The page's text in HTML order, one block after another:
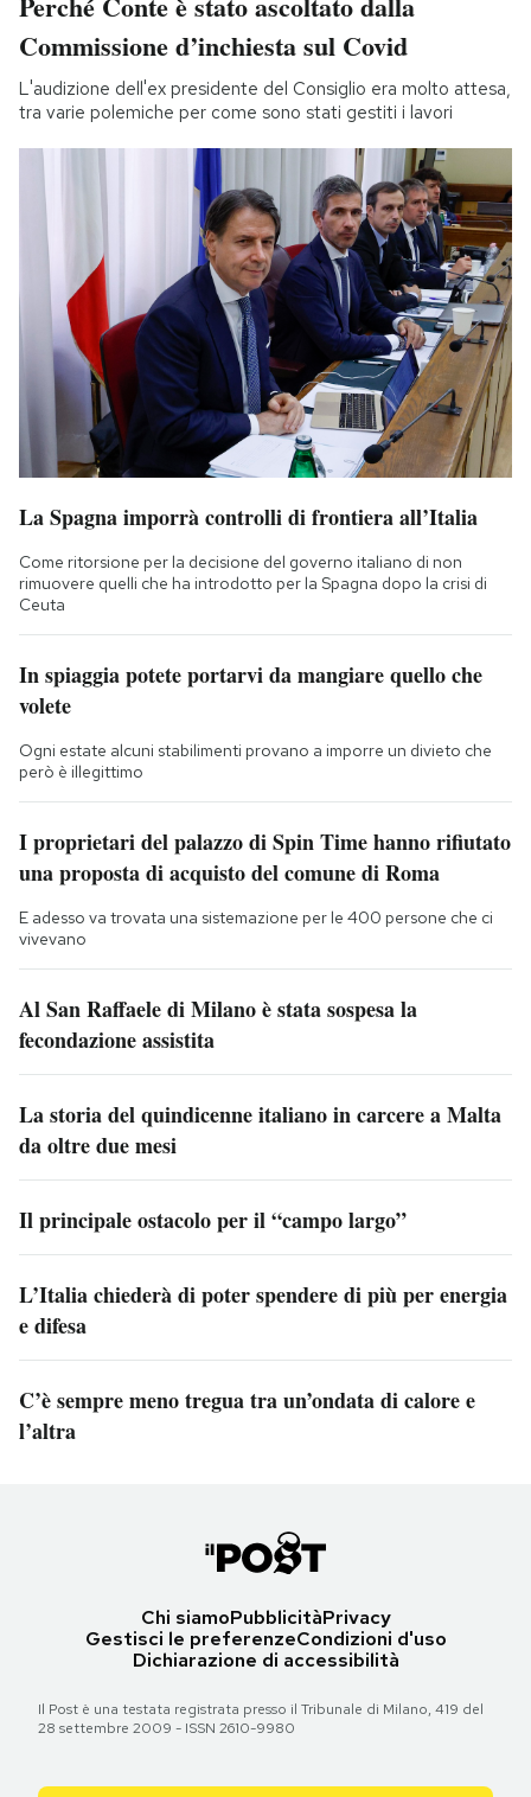
Commissione d’inchiesta sul Covid
L'audizione dell'ex presidente del Consiglio era molto attesa,
tra varie polemiche per come sono stati gestiti i lavori
La Spagna imporrà controlli di frontiera all’Italia
Come ritorsione per la decisione del governo italiano di non
rimuovere quelli che ha introdotto per la Spagna dopo la crisi di
Ceuta
In spiaggia potete portarvi da mangiare quello che
volete
Ogni estate alcuni stabilimenti provano a imporre un divieto che
però è illegittimo
I proprietari del palazzo di Spin Time hanno rifiutato
una proposta di acquisto del comune di Roma
E adesso va trovata una sistemazione per le 400 persone che ci
vivevano
Al San Raffaele di Milano è stata sospesa la
fecondazione assistita
La storia del quindicenne italiano in carcere a Malta
da oltre due mesi
Il principale ostacolo per il “campo largo”
L’Italia chiederà di poter spendere di più per energia
e difesa
C’è sempre meno tregua tra un’ondata di calore e
l’altra
Chi siamoPubblicitàPrivacy
Gestisci le preferenzeCondizioni d'uso
Dichiarazione di accessibilità
Il Post è una testata registrata presso il Tribunale di Milano, 419 del
28 settembre 2009 - ISSN 2610-9980